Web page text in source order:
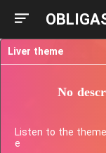
Liver theme
No
Listen to the
e